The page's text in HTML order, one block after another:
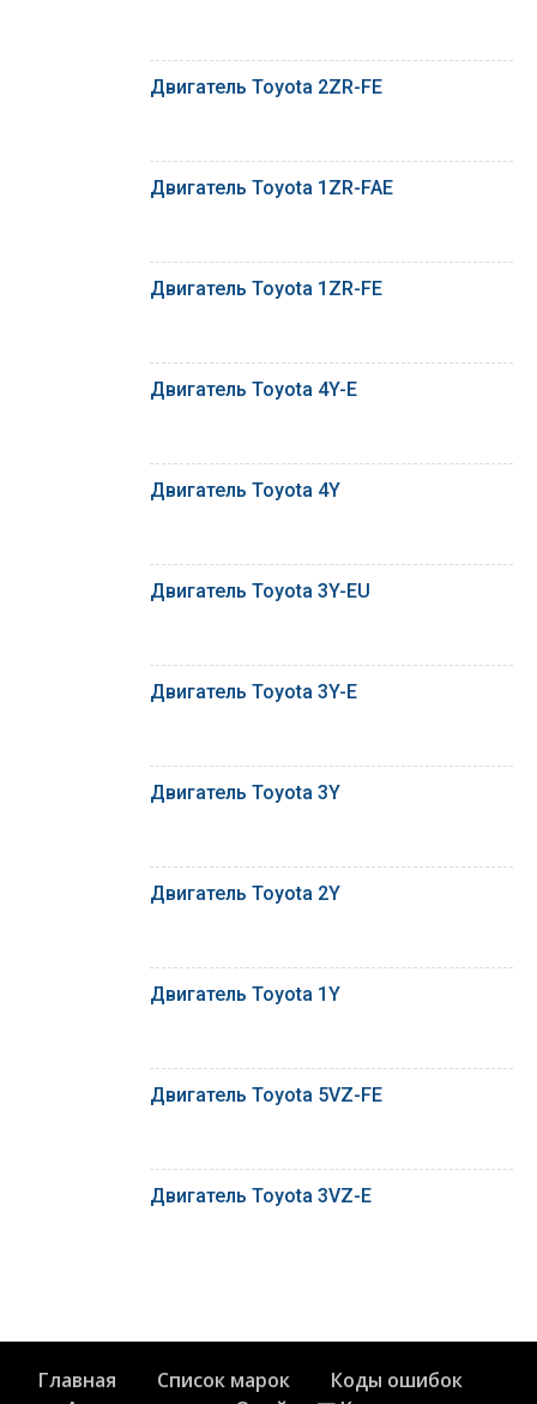
Двигатель Toyota 2ZR-FE
Двигатель Toyota 1ZR-FAE
Двигатель Toyota 1ZR-FE
Двигатель Toyota 4Y-E
Двигатель Toyota 4Y
Двигатель Toyota 3Y-EU
Двигатель Toyota 3Y-E
Двигатель Toyota 3Y
Двигатель Toyota 2Y
Двигатель Toyota 1Y
Двигатель Toyota 5VZ-FE
Двигатель Toyota 3VZ-E
Главная Список марок
Коды ошибок